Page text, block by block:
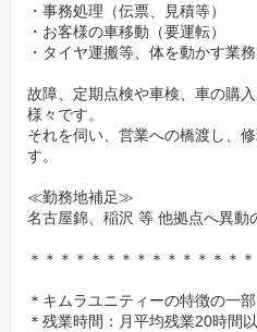
・事務処理（伝票、見積等）
・お客様の車移動（要運転）
・タイヤ運搬等、体を動かす業
故障、定期点検や車検、車の購
様々です。
それを伺い、営業への橋渡し、
す。
≪勤務地補足≫
名古屋錦、稲沢 等 他拠点へ異動
＊＊＊＊＊＊＊＊＊＊＊＊＊＊＊
＊キムラユニティーの特徴の一部
＊残業時間：月平均残業20時間